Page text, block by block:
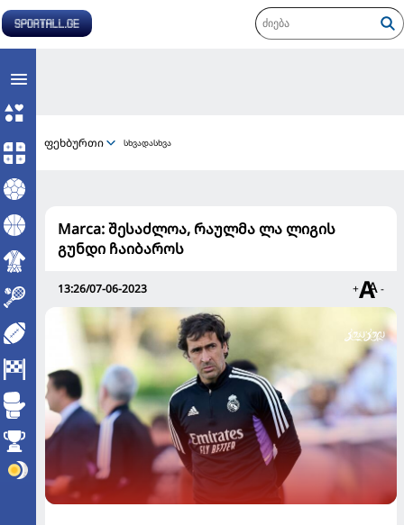
ფეხბურთი სხვადასხვა
Marca: შესაძლოა, რაულმა ლა ლიგის
გუნდი ჩაიბაროს
13:26/07-06-2023 + -